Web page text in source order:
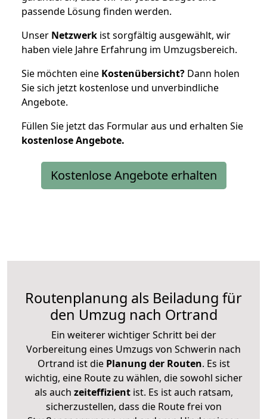
passende Lösung finden werden.
Unser Netzwerk ist sorgfältig ausgewählt, wir
haben viele Jahre Erfahrung im Umzugsbereich.
Sie möchten eine Kostenübersicht? Dann holen
Sie sich jetzt kostenlose und unverbindliche
Angebote.
Füllen Sie jetzt das Formular aus und erhalten Sie
kostenloseAngebote.
Kostenlose Angebote erhalten
Routenplanung als Beiladung für
den Umzug nach Ortrand
Ein weiterer wichtiger Schritt bei der
Vorbereitung eines Umzugs von Schwerin nach
Ortrand ist diePlanung der Routen. Es ist
wichtig, eine Route zu wählen, die sowohl sicher
als auch zeiteffizientist. Es ist auch ratsam,
sicherzustellen, dass die Route frei von